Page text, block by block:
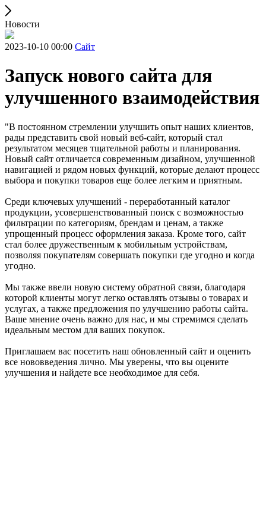
Новости
2023-10-10 00:00 Сайт
Запуск нового сайта для
улучшенного взаимодействия
"В постоянном стремлении улучшить опыт наших клиентов,
рады представить свой новый веб-сайт, который стал
результатом месяцев тщательной работы и планирования.
Новый сайт отличается современным дизайном, улучшенной
навигацией и рядом новых функций, которые делают процесс
выбора и покупки товаров еще более легким и приятным.
Среди ключевых улучшений - переработанный каталог
продукции, усовершенствованный поиск с возможностью
фильтрации по категориям, брендам и ценам, а также
упрощенный процесс оформления заказа. Кроме того, сайт
стал более дружественным к мобильным устройствам,
позволяя покупателям совершать покупки где угодно и когда
угодно.
Мы также ввели новую систему обратной связи, благодаря
которой клиенты могут легко оставлять отзывы о товарах и
услугах, а также предложения по улучшению работы сайта.
Ваше мнение очень важно для нас, и мы стремимся сделать
идеальным местом для ваших покупок.
Приглашаем вас посетить наш обновленный сайт и оценить
все нововведения лично. Мы уверены, что вы оцените
улучшения и найдете все необходимое для себя.